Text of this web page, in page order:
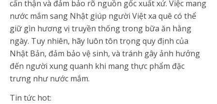
cẩn thận và đảm bảo rõ nguồn gốc xuất xứ. Việc mang
nước mắm sang Nhật giúp người Việt xa quê có thể
giữ gìn hương vị truyền thống trong bữa ăn hằng
ngày. Tuy nhiên, hãy luôn tôn trọng quy định của
Nhật Bản, đảm bảo vệ sinh, và tránh gây ảnh hưởng
đến người xung quanh khi mang thực phẩm đặc
trưng như nước mắm.
Tin tức hot: